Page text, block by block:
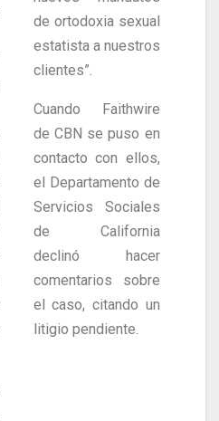
de ortodoxia sexual
estatista a nuestros
clientes”.
Cuando Faithwire
de CBN se puso en
contacto con ellos,
el Departamento de
Servicios Sociales
de California
declinó hacer
comentarios sobre
el caso, citando un
litigio pendiente.